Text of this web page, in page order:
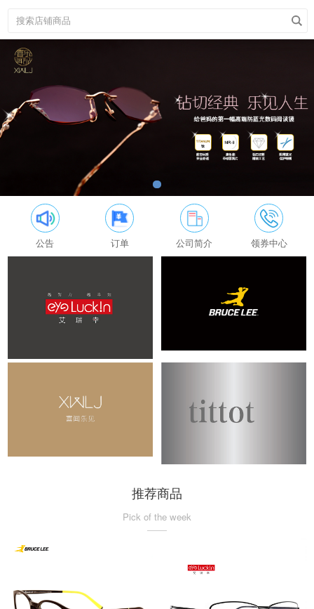
公告 订单 公司简介 领券中心
推荐商品
Pick of the week